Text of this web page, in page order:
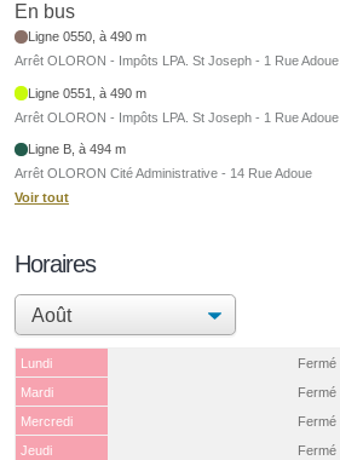
En bus
Ligne 0550, à 490 m
Arrêt OLORON - Impôts LPA. St Joseph - 1 Rue Adoue
Ligne 0551, à 490 m
Arrêt OLORON - Impôts LPA. St Joseph - 1 Rue Adoue
Ligne B, à 494 m
Arrêt OLORON Cité Administrative - 14 Rue Adoue
Voir tout
Horaires
Lundi
Fermé
Mardi
Fermé
Mercredi
Fermé
Jeudi
Fermé